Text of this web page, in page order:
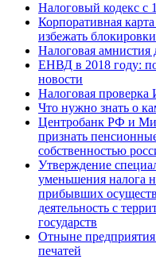
Налоговый кодекс с
Корпоративная
избежать блокировки
Налоговая
ЕНВД в 2018 году:
новости
Налоговая
Что нужно знать о
Центробанк РФ и
признать
собственностью
Утверждение
уменьшения налога
прибывших
деятельность с
государств
Отныне предприятия
печатей